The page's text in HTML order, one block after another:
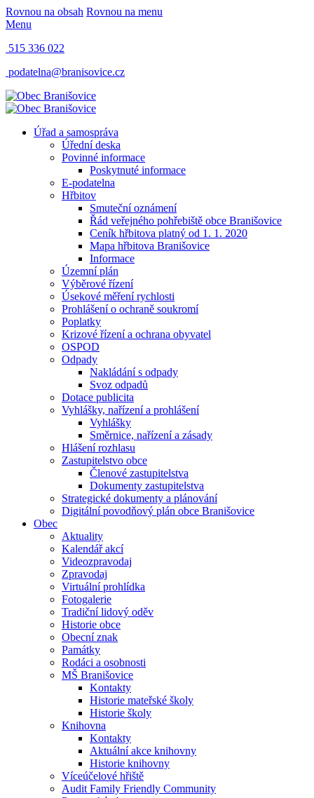
Rovnou na obsah Rovnou na menu
Menu
515 336 022
podatelna@branisovice.cz
Úřad a samospráva
Úřední deska
Povinné informace
Poskytnuté informace
E-podatelna
Hřbitov
Smuteční oznámení
Řád veřejného pohřebiště obce Branišovice
Ceník hřbitova platný od 1. 1. 2020
Mapa hřbitova Branišovice
Informace
Územní plán
Výběrové řízení
Úsekové měření rychlosti
Prohlášení o ochraně soukromí
Poplatky
Krizové řízení a ochrana obyvatel
OSPOD
Odpady
Nakládání s odpady
Svoz odpadů
Dotace publicita
Vyhlášky, nařízení a prohlášení
Vyhlášky
Směrnice, nařízení a zásady
Hlášení rozhlasu
Zastupitelstvo obce
Členové zastupitelstva
Dokumenty zastupitelstva
Strategické dokumenty a plánování
Digitální povodňový plán obce Branišovice
Obec
Aktuality
Kalendář akcí
Videozpravodaj
Zpravodaj
Virtuální prohlídka
Fotogalerie
Tradiční lidový oděv
Historie obce
Obecní znak
Památky
Rodáci a osobnosti
MŠ Branišovice
Kontakty
Historie mateřské školy
Historie školy
Knihovna
Kontakty
Aktuální akce knihovny
Historie knihovny
Víceúčelové hřiště
Audit Family Friendly Community